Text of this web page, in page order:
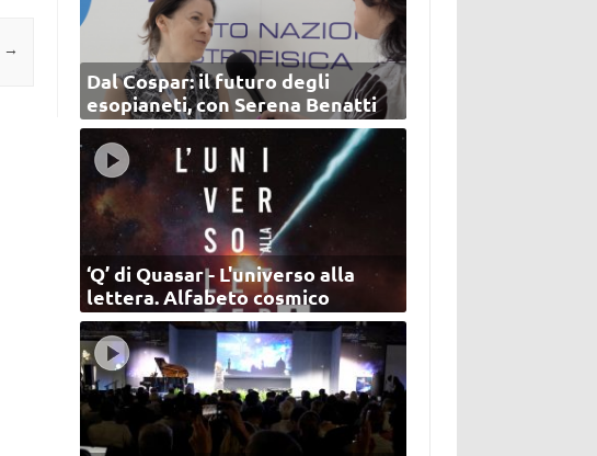
→
Dal Cospar: il futuro degli
esopianeti, con Serena Benatti
‘Q’ di Quasar - L'universo alla
lettera. Alfabeto cosmico